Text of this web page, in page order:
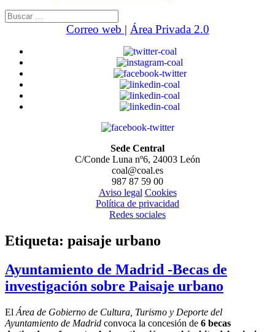
Buscar:
Correo web | Área Privada 2.0
Sede Central
C/Conde Luna nº6, 24003 León
coal@coal.es
987 87 59 00
Aviso legal Cookies
Política de privacidad
Redes sociales
Etiqueta: paisaje urbano
Ayuntamiento de Madrid -Becas de
investigación sobre Paisaje urbano
El Área de Gobierno de Cultura, Turismo y Deporte del
Ayuntamiento de Madrid convoca la concesión de 6 becas